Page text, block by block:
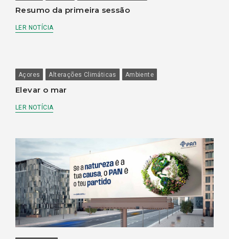
Resumo da primeira sessão
LER NOTÍCIA
Açores Alterações Climáticas Ambiente
Elevar o mar
LER NOTÍCIA